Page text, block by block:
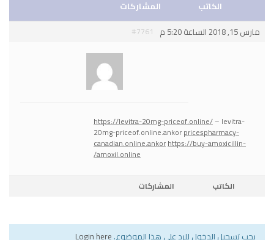
الكاتب
المشاركات
مارس 15, 2018 الساعة 5:20 م
#7761
Website
مدير عام
https://levitra-20mg-priceof.online/– levitra-
20mg-priceof.online.ankorpricespharmacy-
canadian.online.ankorhttps://buy-amoxicillin-
amoxil.online/
الكاتب المشاركات
يجب تسجيل الدخول للرد على هذا الموضوع. Login here